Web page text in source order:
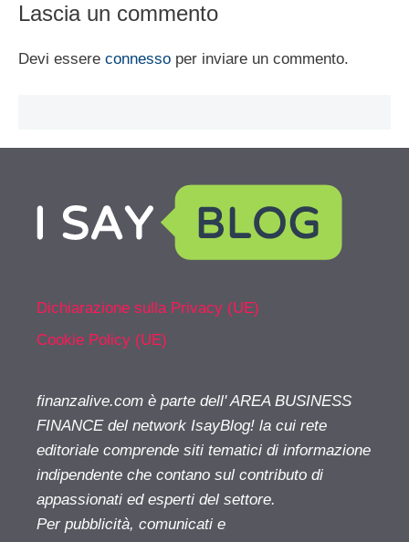
Lascia un commento
Devi essere connesso per inviare un commento.
Dichiarazione sulla Privacy (UE)
Cookie Policy (UE)
finanzalive.com è parte dell' AREA BUSINESS
FINANCE del network IsayBlog! la cui rete
editoriale comprende siti tematici di informazione
indipendente che contano sul contributo di
appassionati ed esperti del settore.
Per pubblicità, comunicati e